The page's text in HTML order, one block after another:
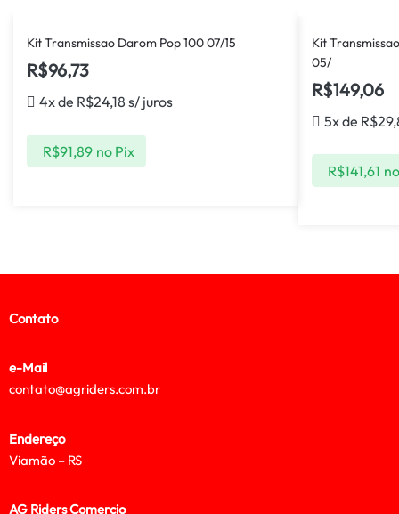
Kit Transmissao Darom Pop 100 07/15
R$96,73
4x de R$24,18 s/ juros
R$91,89 no Pix
Kit
05/
R$149,06
5x de R$
R$141,61
Contato
e-Mail
contato@agriders.com.br
Endereço
Viamão – RS
AG Riders Comercio